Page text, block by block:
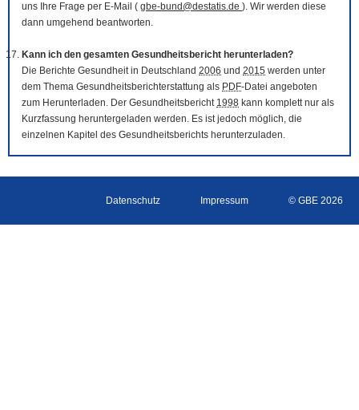
uns Ihre Frage per E-Mail ( gbe-bund@destatis.de ). Wir werden diese
dann umgehend beantworten.
Kann ich den gesamten Gesundheitsbericht herunterladen?
Die Berichte Gesundheit in Deutschland 2006 und 2015 werden unter
dem Thema Gesundheitsberichterstattung als PDF-Datei angeboten
zum Herunterladen. Der Gesundheitsbericht 1998 kann komplett nur als
Kurzfassung heruntergeladen werden. Es ist jedoch möglich, die
einzelnen Kapitel des Gesundheitsberichts herunterzuladen.
Datenschutz Impressum © GBE 2026